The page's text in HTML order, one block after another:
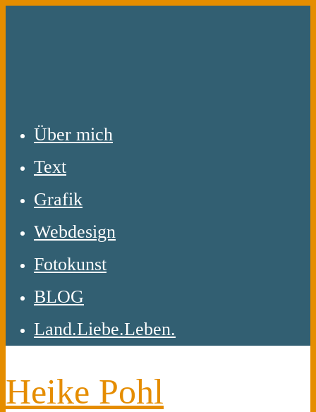
Über mich
Text
Grafik
Webdesign
Fotokunst
BLOG
Land.Liebe.Leben.
Heike Pohl